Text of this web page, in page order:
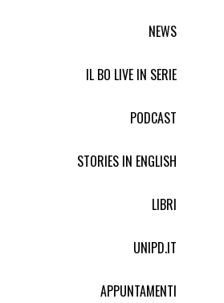
NEWS
IL BO LIVE IN SERIE
PODCAST
STORIES IN ENGLISH
LIBRI
UNIPD.IT
APPUNTAMENTI